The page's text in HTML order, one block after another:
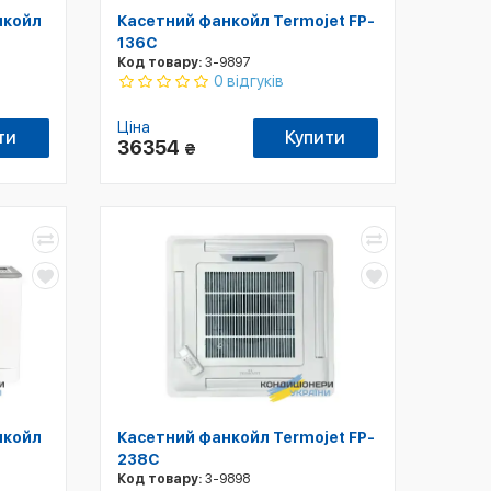
Касетний фанкойл Termojet FP-
136С
Код товару:3-9897
0 відгуків
Ціна
36354 ₴
Купити
Касетний фанкойл Termojet FP-
238С
Код товару:3-9898